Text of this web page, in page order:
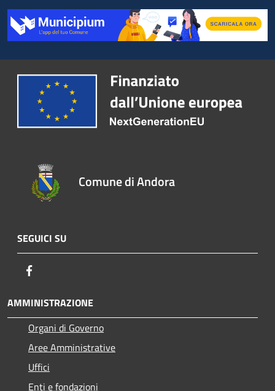
Comune di Andora
SEGUICI SU
AMMINISTRAZIONE
Organi di Governo
Aree Amministrative
Uffici
Enti e fondazioni